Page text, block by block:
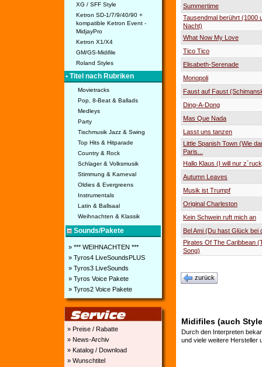
XG / SFF Style
Ketron SD-1/7/9/40/90 +
kompatible Ketron Event -
MidjayPro
Ketron X1/X4
GM/GS-Midifile
Roland Styles
• Titel nach Rubriken
Movietracks
Pop, 8-Beat & Ballads
Medleys
Party
Tischmusik Jazz & Swing
Top Hits & Hitparade
Country & Rock
Schlager & Volksmusik
Stimmung & Karneval
Oldies & Evergreens
Instrumentals
Latin & Ballsaal
Weihnachten & Klassik
Sounds/Pakete
» *** WEIHNACHTEN ***
» Tyros4 LiveSoundsPLUS
» Tyros3 LiveSounds
» Tyros Voice Pakete
» Tyros2 Voice Pakete
» Preise / Rabatte
» News-Archiv
» Katalog / Download
» Wunschtitel
Summertime
Tausendmal berührt (1000
Nacht)
What Now My Love
Tico Tico
Elisabeth-Serenade
Monopoli
Faust auf Faust
Ding-A-Dong
Mas Que Nada
Lasst uns tanzen
Little Spanish Town (Wie
Paris...
Hallo Klaus (I will nur
Autumn Leaves
Musik ist Trumpf
Original Charleston
Kein Schwein ruft mich an
Bel Ami (Du hast Glück bei
Pirates Of The Caribbean
Song)
zurück
Midifiles (auch
Durch den Interpreten
und viele weitere Hersteller